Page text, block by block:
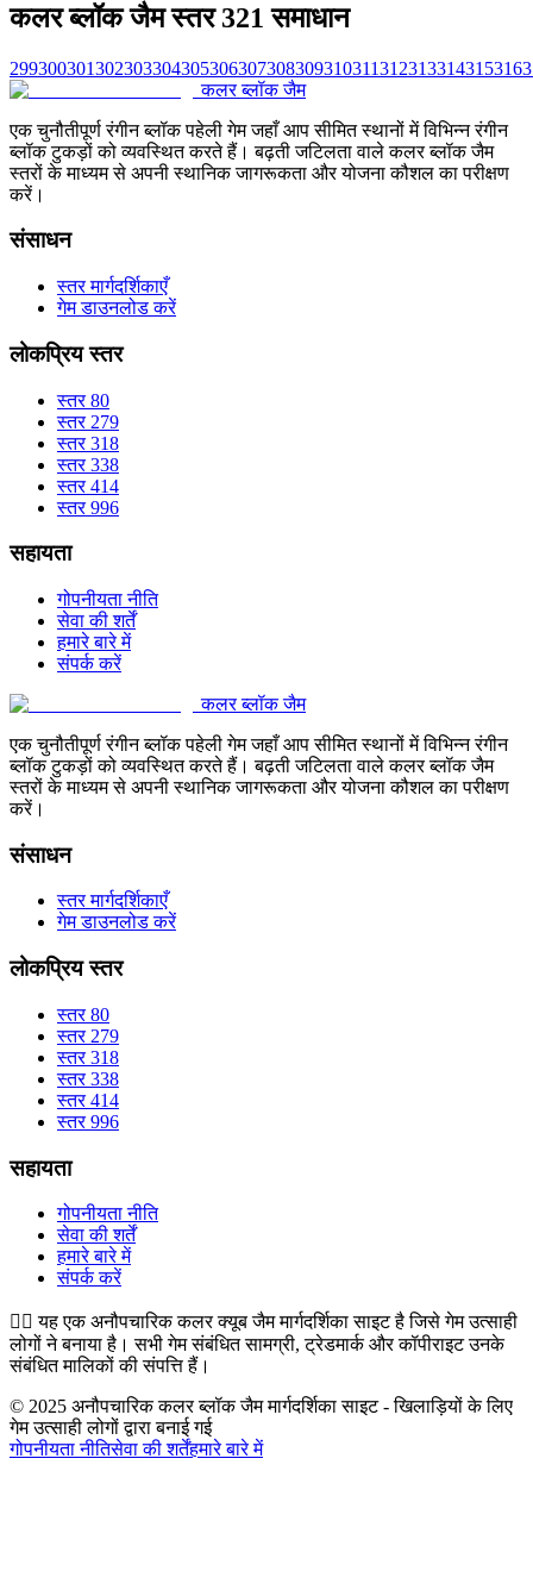
कलर ब्लॉक जैम स्तर 321 समाधान
299300301302303304305306307308309310311312313314315316
कलर ब्लॉक जैम
एक चुनौतीपूर्ण रंगीन ब्लॉक पहेली गेम जहाँ आप सीमित स्थानों में विभिन्न रंगीन
ब्लॉक टुकड़ों को व्यवस्थित करते हैं। बढ़ती जटिलता वाले कलर ब्लॉक जैम
स्तरों के माध्यम से अपनी स्थानिक जागरूकता और योजना कौशल का परीक्षण
करें।
संसाधन
स्तर मार्गदर्शिकाएँ
गेम डाउनलोड करें
लोकप्रिय स्तर
स्तर 80
स्तर 279
स्तर 318
स्तर 338
स्तर 414
स्तर 996
सहायता
गोपनीयता नीति
सेवा की शर्तें
हमारे बारे में
संपर्क करें
कलर ब्लॉक जैम
एक चुनौतीपूर्ण रंगीन ब्लॉक पहेली गेम जहाँ आप सीमित स्थानों में विभिन्न रंगीन
ब्लॉक टुकड़ों को व्यवस्थित करते हैं। बढ़ती जटिलता वाले कलर ब्लॉक जैम
स्तरों के माध्यम से अपनी स्थानिक जागरूकता और योजना कौशल का परीक्षण
करें।
संसाधन
स्तर मार्गदर्शिकाएँ
गेम डाउनलोड करें
लोकप्रिय स्तर
स्तर 80
स्तर 279
स्तर 318
स्तर 338
स्तर 414
स्तर 996
सहायता
गोपनीयता नीति
सेवा की शर्तें
हमारे बारे में
संपर्क करें
👉🏻यह एक अनौपचारिक कलर क्यूब जैम मार्गदर्शिका साइट है जिसे गेम उत्साही
लोगों ने बनाया है। सभी गेम संबंधित सामग्री, ट्रेडमार्क और कॉपीराइट उनके
संबंधित मालिकों की संपत्ति हैं।
© 2025 अनौपचारिक कलर ब्लॉक जैम मार्गदर्शिका साइट - खिलाड़ियों के लिए
गेम उत्साही लोगों द्वारा बनाई गई
गोपनीयता नीतिसेवा की शर्तेंहमारे बारे में